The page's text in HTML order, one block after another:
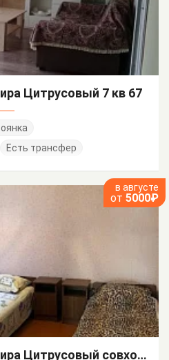
Цитрусовый 7 кв 67
Есть трансфер
в августе
от 5000₽
2х-комнатная квартира Цитрусовый совхоз 18